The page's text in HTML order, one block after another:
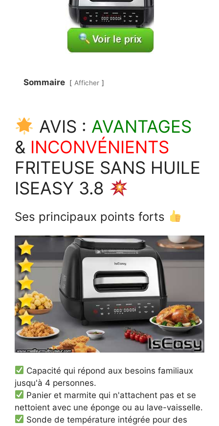
Sommaire Afficher
AVIS : AVANTAGES
& INCONVÉNIENTS
FRITEUSE SANS HUILE
ISEASY 3.8
Ses principaux points forts
Capacité qui répond aux besoins familiaux
jusqu'à 4 personnes.
Panier et marmite qui n'attachent pas et se
nettoient avec une éponge ou au lave-vaisselle.
Sonde de température intégrée pour des